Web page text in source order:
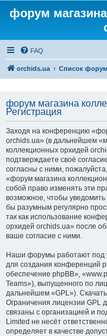
форум
FAQ
orchids.ua Список
форум магазина
Регистрация
Заходя на конференцию
orchids.ua» (в дальнейшем
коллекционных орхидей
подтверждаете своё
согласны с ними,
«форум магазина
собой право изменять эти
возможное, чтобы
бы разумным регулярно
так как использование
орхидей orchids.ua» после
ваше согласие с ними.
Наши форумы работают под
для создания конференций
обеспечение phpBB»,
Teams»), выпущенного по
дальнейшем «GPL»).
Ограничения лицензии GPL
связаны с организацией и
Limited не несёт
определяет в качестве